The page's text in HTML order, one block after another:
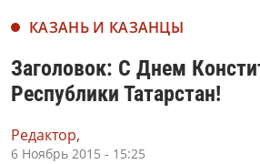
КАЗАНЬ И КАЗАНЦЫ
Заголовок: С Днем
Республики Татарстан!
Редактор,
6 Ноябрь 2015 - 15:25